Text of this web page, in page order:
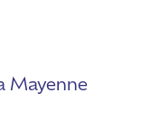
Mayenne